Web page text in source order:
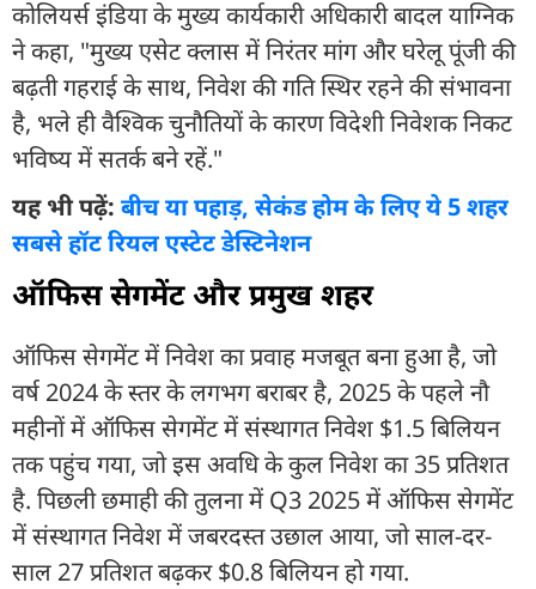
कोलियर्स इंडिया के मुख्य कार्यकारी अधिकारी बादल याग्निक
ने कहा, "मुख्य एसेट क्लास में निरंतर मांग और घरेलू पूंजी की
बढ़ती गहराई के साथ, निवेश की गति स्थिर रहने की संभावना
है, भले ही वैश्विक चुनौतियों के कारण विदेशी निवेशक निकट
भविष्य में सतर्क बने रहें."
यह भी पढ़ें: बीच या पहाड़, सेकंड होम के लिए ये 5 शहर
सबसे हॉट रियल एस्टेट डेस्टिनेशन
ऑफिस सेगमेंट और प्रमुख शहर
ऑफिस सेगमेंट में निवेश का प्रवाह मजबूत बना हुआ है, जो
वर्ष 2024 के स्तर के लगभग बराबर है, 2025 के पहले नौ
महीनों में ऑफिस सेगमेंट में संस्थागत निवेश $1.5 बिलियन
तक पहुंच गया, जो इस अवधि के कुल निवेश का 35 प्रतिशत
है. पिछली छमाही की तुलना में Q3 2025 में ऑफिस सेगमेंट
में संस्थागत निवेश में जबरदस्त उछाल आया, जो साल-दर-
साल 27 प्रतिशत बढ़कर $0.8 बिलियन हो गया.